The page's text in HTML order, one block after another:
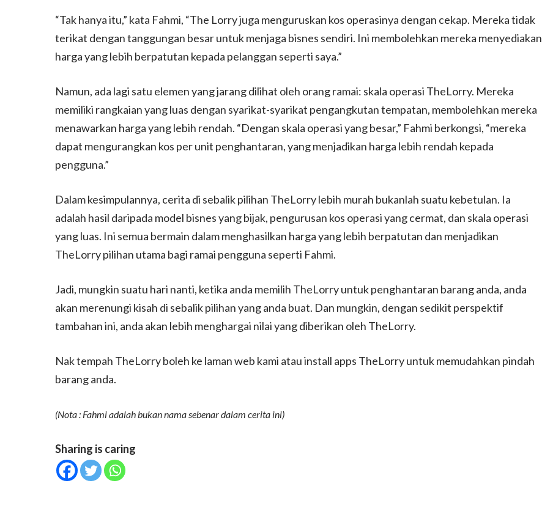
“Tak hanya itu,” kata Fahmi, “The Lorry juga menguruskan kos operasinya dengan cekap. Mereka tidak
terikat dengan tanggungan besar untuk menjaga bisnes sendiri. Ini membolehkan mereka menyediakan
harga yang lebih berpatutan kepada pelanggan seperti saya.”
Namun, ada lagi satu elemen yang jarang dilihat oleh orang ramai: skala operasi TheLorry. Mereka
memiliki rangkaian yang luas dengan syarikat-syarikat pengangkutan tempatan, membolehkan mereka
menawarkan harga yang lebih rendah. “Dengan skala operasi yang besar,” Fahmi berkongsi, “mereka
dapat mengurangkan kos per unit penghantaran, yang menjadikan harga lebih rendah kepada
pengguna.”
Dalam kesimpulannya, cerita di sebalik pilihan TheLorry lebih murah bukanlah suatu kebetulan. Ia
adalah hasil daripada model bisnes yang bijak, pengurusan kos operasi yang cermat, dan skala operasi
yang luas. Ini semua bermain dalam menghasilkan harga yang lebih berpatutan dan menjadikan
TheLorry pilihan utama bagi ramai pengguna seperti Fahmi.
Jadi, mungkin suatu hari nanti, ketika anda memilih TheLorry untuk penghantaran barang anda, anda
akan merenungi kisah di sebalik pilihan yang anda buat. Dan mungkin, dengan sedikit perspektif
tambahan ini, anda akan lebih menghargai nilai yang diberikan oleh TheLorry.
Nak tempah TheLorry boleh ke laman web kami atau install apps TheLorry untuk memudahkan pindah
barang anda.
(Nota : Fahmi adalah bukan nama sebenar dalam cerita ini)
Sharing is caring